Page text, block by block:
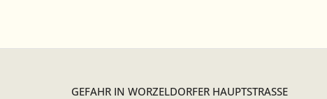
GEFAHR IN WORZELDORFER HAUPTSTRASSE